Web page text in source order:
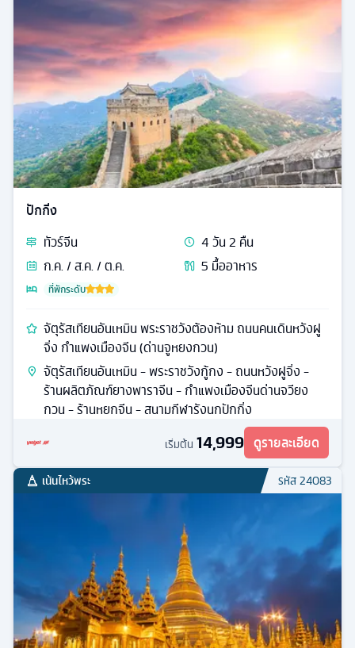
ปักกิ่ง
ทัวร์จีน 4วัน2 คืน
ก.ค. / ส.ค. / ต.ค.
5 มื้ออาหาร
ที่พักระดับ
จัตุรัสเทียนอันเหมิน พระราชวังต้องห้าม ถนนคนเดินหวังฝู
จิ่ง กำแพงเมืองจีน (ด่านจูหยงกวน)
จัตุรัสเทียนอันเหมิน - พระราชวังกู้กง - ถนนหวังฝูจิ่ง -
ร้านผลิตภัณฑ์ยางพาราจีน - กำแพงเมืองจีนด่านจวียง
กวน - ร้านหยกจีน - สนามกีฬารังนกปักกิ่ง
เริ่มต้น 14,999 ดูรายละเอียด
เน้นไหว้พระ รหัส24083